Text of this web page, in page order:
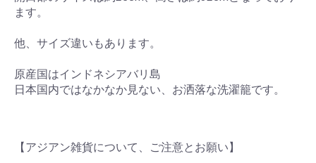
ます。
他、サイズ違いもあります。
原産国はインドネシアバリ島
日本国内ではなかなか見ない、お洒落な洗濯籠です。
【アジアン雑貨について、ご注意とお願い】